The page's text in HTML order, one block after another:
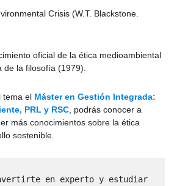
Crisis (W.T. Blackstone.
oficial de la ética medioambiental
de la filosofía (1979).
tema el Máster en Gestión Integrada:
PRL y RSC , podrás conocer a
más conocimientos sobre la ética
sostenible.
en experto y estudiar